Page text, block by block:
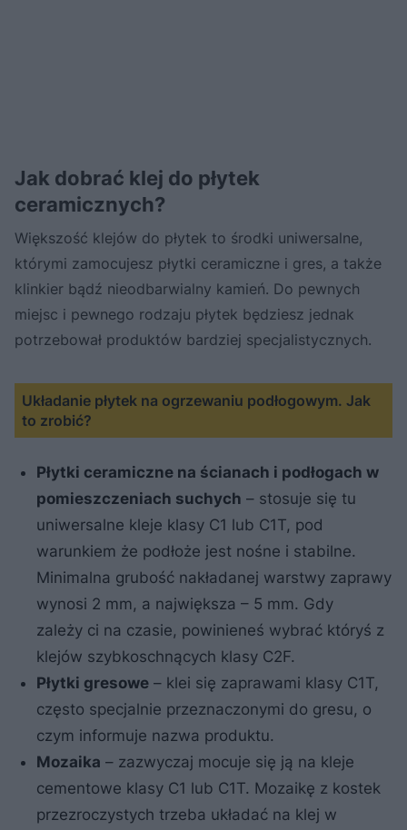
Jak dobrać klej do płytek
ceramicznych?
Większość klejów do płytek to środki uniwersalne,
którymi zamocujesz płytki ceramiczne i gres, a także
klinkier bądź nieodbarwialny kamień. Do pewnych
miejsc i pewnego rodzaju płytek będziesz jednak
potrzebował produktów bardziej specjalistycznych.
Układanie płytek na ogrzewaniu podłogowym. Jak
to zrobić?
Płytki ceramiczne na ścianach i podłogach w
pomieszczeniach suchych – stosuje się tu
uniwersalne kleje klasy C1 lub C1T, pod
warunkiem że podłoże jest nośne i stabilne.
Minimalna grubość nakładanej warstwy zaprawy
wynosi 2 mm, a największa – 5 mm. Gdy
zależy ci na czasie, powinieneś wybrać któryś z
klejów szybkoschnących klasy C2F.
Płytki gresowe – klei się zaprawami klasy C1T,
często specjalnie przeznaczonymi do gresu, o
czym informuje nazwa produktu.
Mozaika – zazwyczaj mocuje się ją na kleje
cementowe klasy C1 lub C1T. Mozaikę z kostek
przezroczystych trzeba układać na klej w